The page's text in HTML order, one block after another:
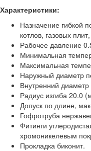
Характеристики:
Назначение гибкой
котлов, газовых
Рабочее давление
Минимальная
Максимальная
Наружный диаметр
Внутренний
Радиус изгиба 20.0
Допуск по длине,
Гофротруба
Фитинги
хромоникелевым
Прокладка биконит.